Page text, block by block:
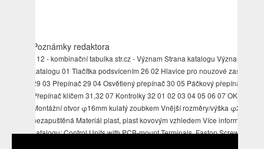
Poznámky redaktora
112 - kombinační tabulka str.cz - Význam Strana katalogu Význam
katalogu 01 Tlačítka podsvícením 26 02 Hlavice pro nouzové zastavení
29 03 Přepínač 29 04 Osvětlený přepínač 30 05 Páčkový přepínač 30 06
Přepínač klíčem 31,32 07 Kontrolky 32 01 02 03 04 05 06 07 OKTRON-
Montážní otvor φ16mm kulatý zoubkem Vnější rozměry/výška φ25/7
nezapuštěná Materiál plast, plast kovovým vzhledem Více informací
katalogu: Control Units with PCB-mount Terminals, Faston Screw